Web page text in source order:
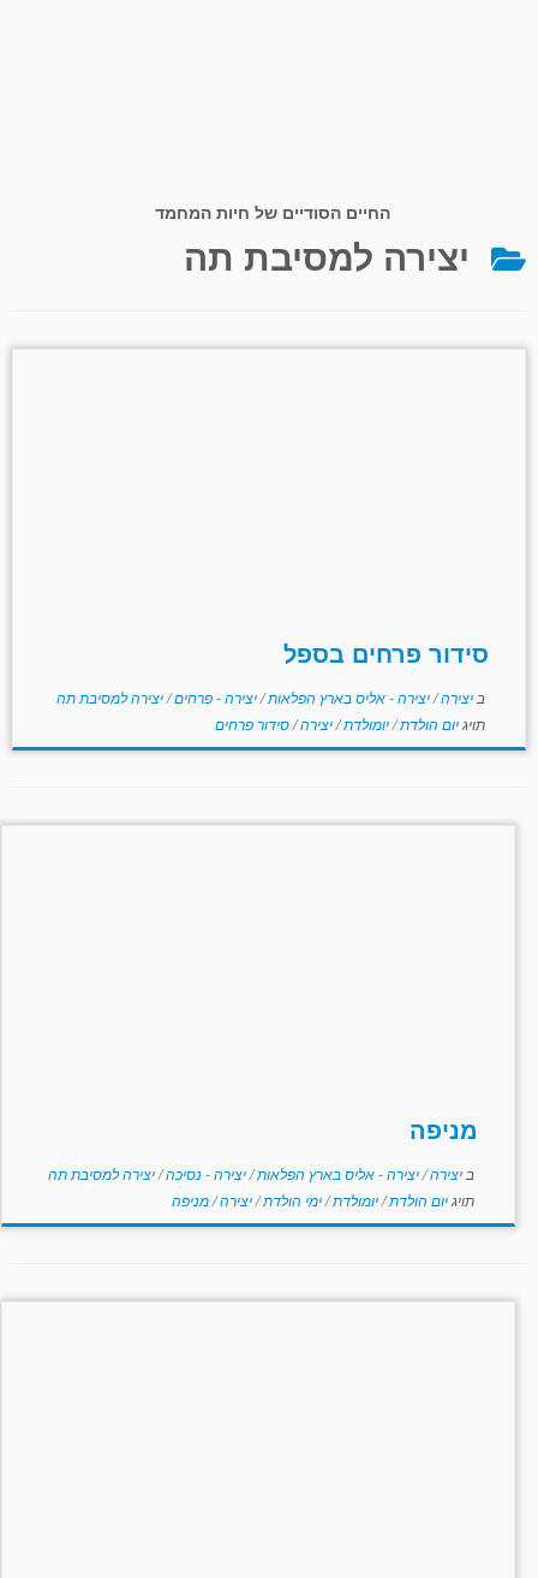
החיים הסודיים של חיות המחמד
יצירה למסיבת תה
סידור פרחים בספל
ב יצירה/יצירה - אליס בארץ הפלאות/יצירה - פרחים/יצירה למסיבת תה
תויגיום הולדת/יומולדת/יצירה/סידור פרחים
מניפה
ב יצירה/יצירה - אליס בארץ הפלאות/יצירה - נסיכה/יצירה למסיבת תה
תויגיום הולדת/יומולדת/ימי הולדת/יצירה/מניפה